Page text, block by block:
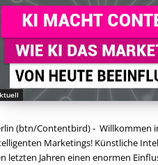
(btn/Contentbird) - Willkommen
Marketings! Künstliche
letzten Jahren einen enormen